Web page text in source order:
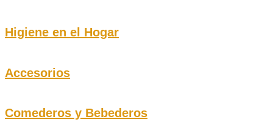
Higiene en el Hogar
Accesorios
Comederos y Bebederos